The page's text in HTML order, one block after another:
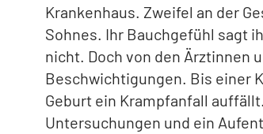
Krankenhaus. Zweifel an der
Sohnes. Ihr Bauchgefühl sagt
nicht. Doch von den Ärztinnen
Beschwichtigungen. Bis einer
Geburt ein Krampfanfall
Untersuchungen und ein